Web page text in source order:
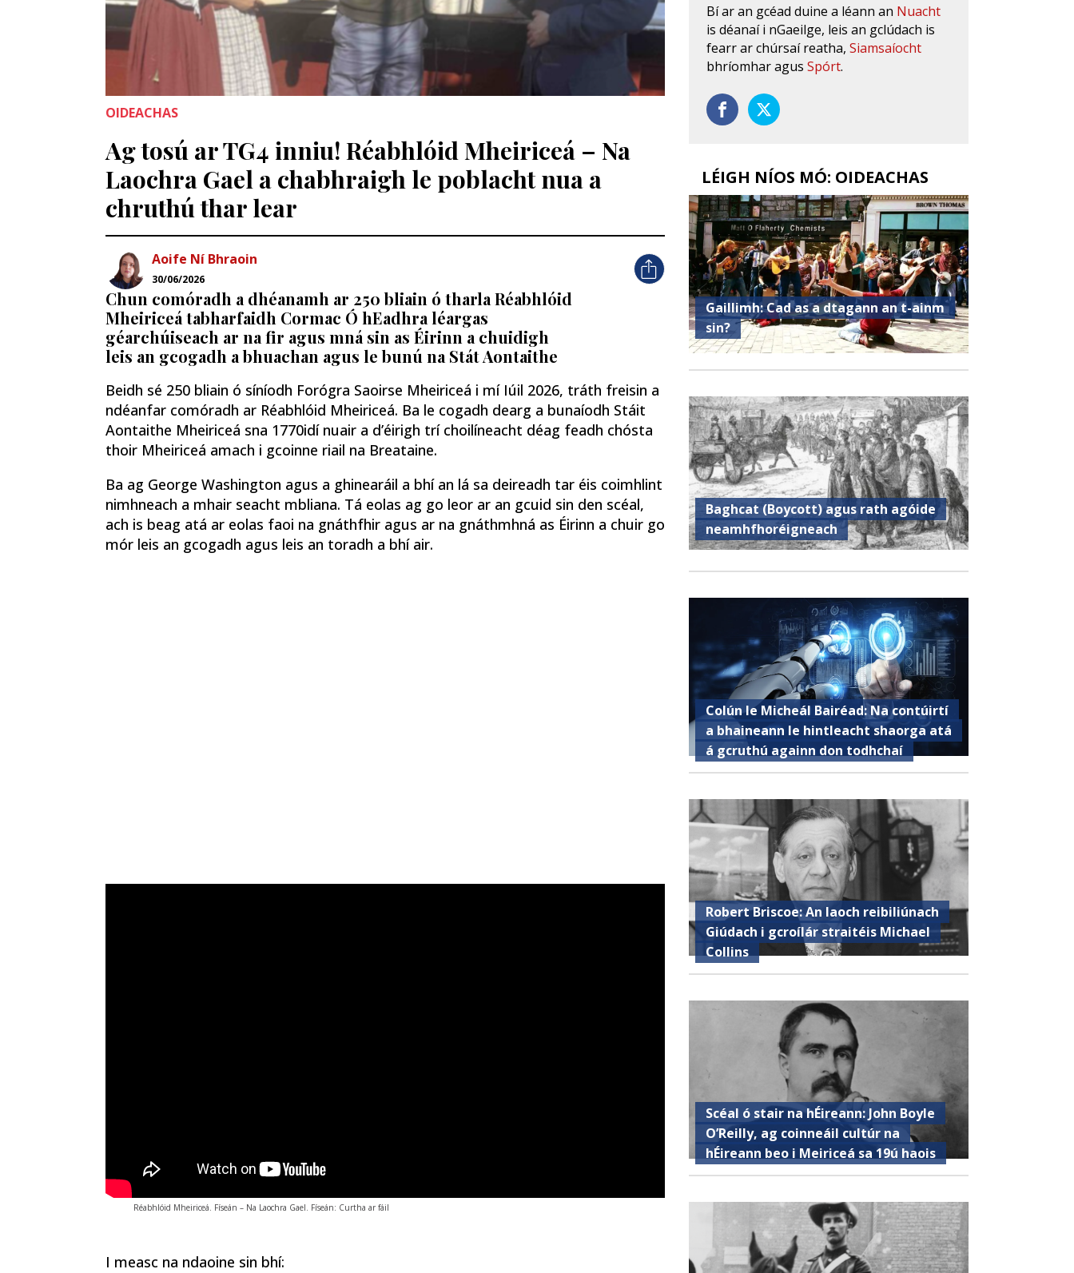
OIDEACHAS
Ag tosú ar TG4 inniu! Réabhlóid Mheiriceá – Na
Laochra Gael a chabhraigh le poblacht nua a
chruthú thar lear
Aoife Ní Bhraoin
30/06/2026
Chun comóradh a dhéanamh ar 250 bliain ó tharla Réabhlóid
Mheiriceá tabharfaidh Cormac Ó hEadhra léargas
géarchúiseach ar na fir agus mná sin as Éirinn a chuidigh
leis an gcogadh a bhuachan agus le bunú na Stát Aontaithe
Beidh sé 250 bliain ó síníodh Forógra Saoirse Mheiriceá i mí Iúil 2026, tráth freisin a
ndéanfar comóradh ar Réabhlóid Mheiriceá. Ba le cogadh dearg a bunaíodh Stáit
Aontaithe Mheiriceá sna 1770idí nuair a d’éirigh trí choilíneacht déag feadh chósta
thoir Mheiriceá amach i gcoinne riail na Breataine.
Ba ag George Washington agus a ghinearáil a bhí an lá sa deireadh tar éis coimhlint
nimhneach a mhair seacht mbliana. Tá eolas ag go leor ar an gcuid sin den scéal,
ach is beag atá ar eolas faoi na gnáthfhir agus ar na gnáthmhná as Éirinn a chuir go
mór leis an gcogadh agus leis an toradh a bhí air.
Réabhlóid Mheiriceá. Físeán – Na Laochra Gael. Físeán: Curtha ar fáil
I measc na ndaoine sin bhí:
Bí ar an gcéad duine a léann an Nuacht
is déanaí i nGaeilge, leis an gclúdach is
fearr ar chúrsaí reatha,Siamsaíocht
bhríomhar agusSpórt.
LÉIGH NÍOS MÓ: OIDEACHAS
Gaillimh: Cad as a dtagann an t-ainm
sin?
Baghcat (Boycott) agus rath agóide
neamhfhoréigneach
Colún le Micheál Bairéad: Na contúirtí
a bhaineann le hintleacht shaorga atá
á gcruthú againn don todhchaí
Robert Briscoe: An laoch reibiliúnach
Giúdach i gcroílár straitéis Michael
Collins
Scéal ó stair na hÉireann: John Boyle
O’Reilly, ag coinneáil cultúr na
hÉireann beo i Meiriceá sa 19ú haois